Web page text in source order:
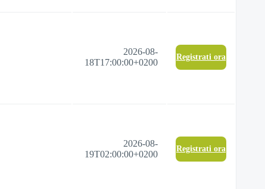
2026-08-
18T17:00:00+0200
Registrati ora
2026-08-
19T02:00:00+0200
Registrati ora